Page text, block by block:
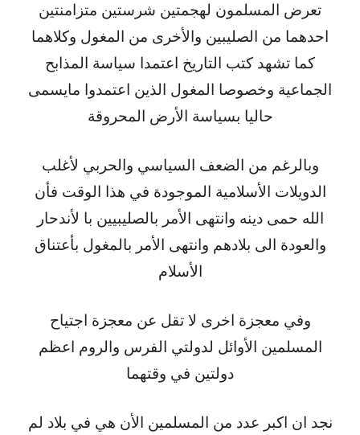
تعرض المسلمون لهجمتين شرستين متزامنتين
احدهما من الصليبين والأخرى من المغول وكلاهما
كما تشهد كتب التاريخ اعتمدا سياسة المذابح
الجماعية وخصوصا المغول الذين اعتمدوا مايسمى
حاليا بسياسة الأرض المحروقة
وبالرغم من الضعف السياسي والحربي لأغلب
الدويلات الأسلامية الموجودة في هذا الوقت فأن
الله حمى دينه وانتهى الأمر بالصليبيين با لأندحار
والعودة الى بلادهم وانتهى الأمر بالمغول بأعتناق
الأسلام
وفي معجزة اخرى لا تقل عن معجزة اجتياح
المسلمين الأوائل لدولتي الفرس والروم اعظم
دولتين في وقتهما
نجد ان اكبر عدد من المسلمين الأن هي في بلاد لم